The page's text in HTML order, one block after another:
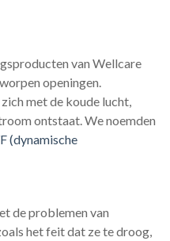
van Wellcare
openingen.
met de koude lucht,
ontstaat. We noemden
(dynamische
de problemen van
het feit dat ze te droog,